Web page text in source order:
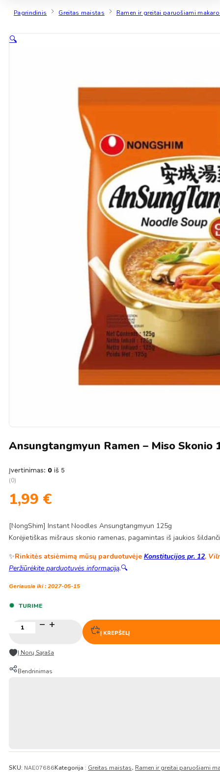
Pagrindinis Greitas maistas Ramen ir greitai paruošiami
🔍
Ansungtangmyun Ramen – Miso Skonio
Įvertinimas: 0 iš 5
(0)
1,99 €
[NongShim] Instant Noodles Ansungtangmyun 125g
Korėjietiškas mišraus skonio ramenas, pagamintas iš jaukios
✨Rinkitės atsiėmimą mūsų parduotuvėje Konstitucijos pr. 12,
Peržiūrėkite parduotuvės informaciją.🔍
Geriausia iki : 2027-05-15
TURIME
kiekis:
ramen
–
miso
Į KREPŠELĮ
Į Norų Sąraša
Bendrinimas
SKU: NAE07686Kategorija : Greitas maistas, Ramen ir greitai paruošiami